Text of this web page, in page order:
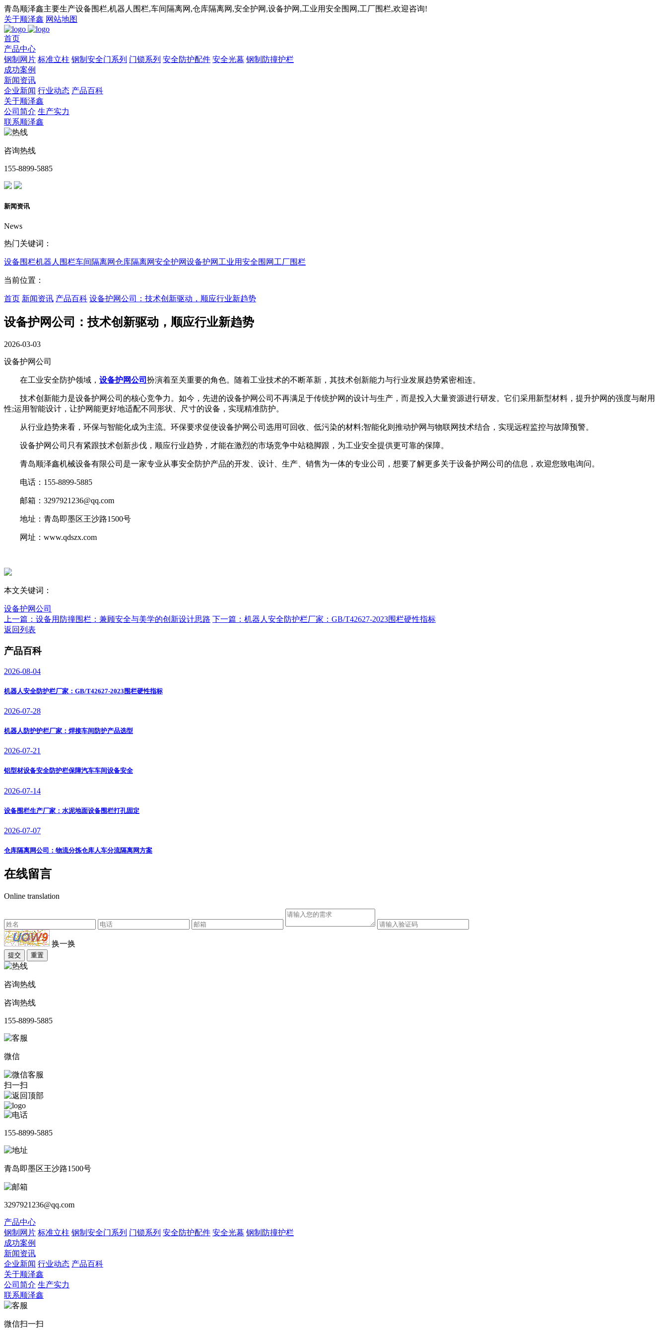
青岛顺泽鑫主要生产设备围栏,机器人围栏,车间隔离网,仓库隔离网,安全护网,设备护网,工业用安全围网,工厂围栏,欢迎咨询!
关于顺泽鑫 网站地图
首页
产品中心
钢制网片 标准立柱 钢制安全门系列 门锁系列 安全防护配件 安全光幕 钢制防撞护栏
成功案例
新闻资讯
企业新闻 行业动态 产品百科
关于顺泽鑫
公司简介 生产实力
联系顺泽鑫
咨询热线
155-8899-5885
新闻资讯
News
热门关键词：
设备围栏机器人围栏车间隔离网仓库隔离网安全护网设备护网 工业用安全围网 工厂围栏
当前位置：
首页 新闻资讯 产品百科 设备护网公司：技术创新驱动，顺应行业新趋势
设备护网公司：技术创新驱动，顺应行业新趋势
2026-03-03
设备护网公司
在工业安全防护领域， 设备护网公司 扮演着至关重要的角色。随着工业技术的不断革新，其技术创新能力与行业发展趋势紧密相连。
技术创新能力是设备护网公司的核心竞争力。如今，先进的设备护网公司不再满足于传统护网的设计与生产，而是投入大量资源进行研发。它们采用新型材料，提升护网的强度与耐用
性;运用智能设计，让护网能更好地适配不同形状、尺寸的设备，实现精准防护。
从行业趋势来看，环保与智能化成为主流。环保要求促使设备护网公司选用可回收、低污染的材料;智能化则推动护网与物联网技术结合，实现远程监控与故障预警。
设备护网公司只有紧跟技术创新步伐，顺应行业趋势，才能在激烈的市场竞争中站稳脚跟，为工业安全提供更可靠的保障。
青岛顺泽鑫机械设备有限公司是一家专业从事安全防护产品的开发、设计、生产、销售为一体的专业公司，想要了解更多关于设备护网公司的信息，欢迎您致电询问。
电话：155-8899-5885
邮箱：3297921236@qq.com
地址：青岛即墨区王沙路1500号
网址：www.qdszx.com
本文关键词：
设备护网公司
上一篇：设备用防撞围栏：兼顾安全与美学的创新设计思路 下一篇：机器人安全防护栏厂家：GB/T42627-2023围栏硬性指标
返回列表
产品百科
2026-08-04
机器人安全防护栏厂家：GB/T42627-2023围栏硬性指标
2026-07-28
机器人防护护栏厂家：焊接车间防护产品选型
2026-07-21
铝型材设备安全防护栏保障汽车车间设备安全
2026-07-14
设备围栏生产厂家：水泥地面设备围栏打孔固定
2026-07-07
仓库隔离网公司：物流分拣仓库人车分流隔离网方案
在线留言
Online translation
换一换
提交 重置
咨询热线
咨询热线
155-8899-5885
微信
扫一扫
155-8899-5885
青岛即墨区王沙路1500号
3297921236@qq.com
产品中心
钢制网片 标准立柱 钢制安全门系列 门锁系列 安全防护配件 安全光幕 钢制防撞护栏
成功案例
新闻资讯
企业新闻 行业动态 产品百科
关于顺泽鑫
公司简介 生产实力
联系顺泽鑫
微信扫一扫